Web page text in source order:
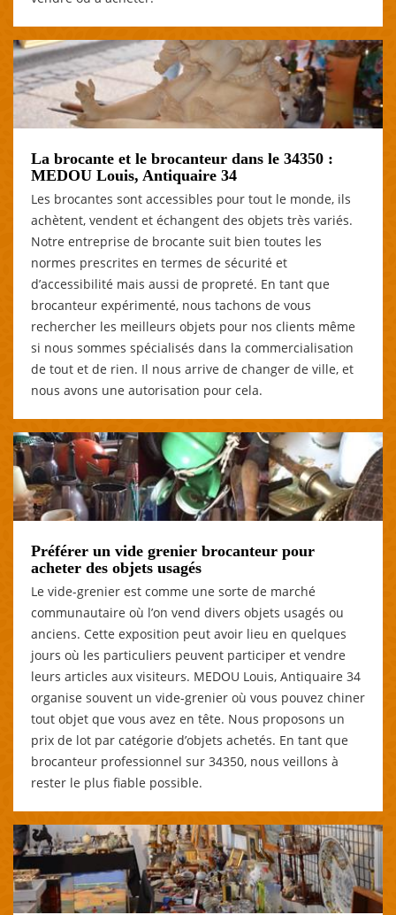
La brocante et le brocanteur dans le 34350 :
MEDOU Louis, Antiquaire 34
Les brocantes sont accessibles pour tout le monde, ils
achètent, vendent et échangent des objets très variés.
Notre entreprise de brocante suit bien toutes les
normes prescrites en termes de sécurité et
d’accessibilité mais aussi de propreté. En tant que
brocanteur expérimenté, nous tachons de vous
rechercher les meilleurs objets pour nos clients même
si nous sommes spécialisés dans la commercialisation
de tout et de rien. Il nous arrive de changer de ville, et
nous avons une autorisation pour cela.
Préférer un vide grenier brocanteur pour
acheter des objets usagés
Le vide-grenier est comme une sorte de marché
communautaire où l’on vend divers objets usagés ou
anciens. Cette exposition peut avoir lieu en quelques
jours où les particuliers peuvent participer et vendre
leurs articles aux visiteurs. MEDOU Louis, Antiquaire 34
organise souvent un vide-grenier où vous pouvez chiner
tout objet que vous avez en tête. Nous proposons un
prix de lot par catégorie d’objets achetés. En tant que
brocanteur professionnel sur 34350, nous veillons à
rester le plus fiable possible.